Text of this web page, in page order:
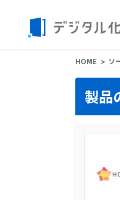
HOME ソ
製品